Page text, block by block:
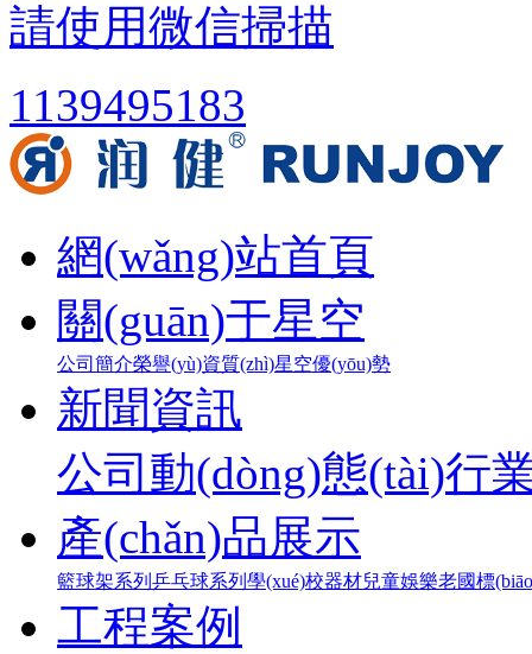
請使用微信掃描
1139495183
網(wǎng)站首頁
關(guān)于星空
公司簡介榮譽(yù)資質(zhì)星空優(yōu)勢
新聞資訊
公司動(dòng)態(tài)行
產(chǎn)品展示
籃球架系列 乒乓球系列 學(xué)校器材兒童娛樂老國標
工程案例